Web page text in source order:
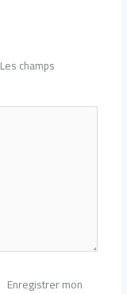
Les champs
Enregistrer mon